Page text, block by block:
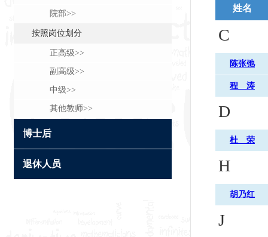
院部>>
按照岗位划分
正高级>>
副高级>>
中级>>
其他教师>>
博士后
退休人员
姓名
C
陈张弛
程 涛
D
杜 荣
H
胡乃红
J